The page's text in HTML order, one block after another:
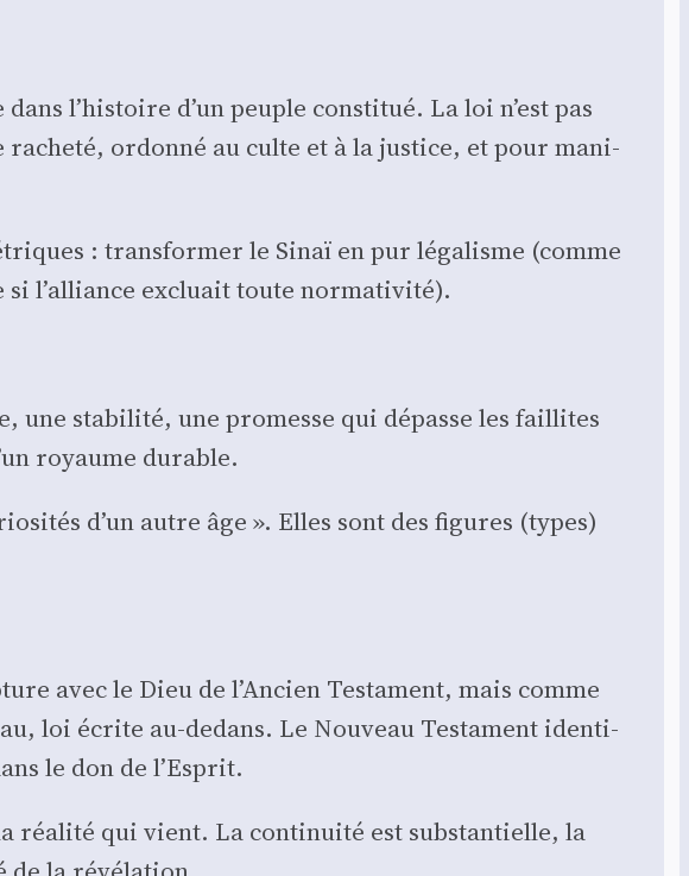
l’histoire d’un peuple consti­tué. La loi n’est pas
ordon­né au culte et à la jus­tice, et pour mani­
: trans­for­mer le Sinaï en pur léga­lisme (comme
l’alliance excluait toute nor­ma­ti­vi­té).
une sta­bi­li­té, une pro­messe qui dépasse les faillites
royaume durable.
d’un autre âge ». Elles sont des figures (types)
avec le Dieu de l’Ancien Tes­ta­ment, mais comme
loi écrite au-dedans. Le Nou­veau Tes­ta­ment iden­ti­
le don de l’Esprit.
la réa­li­té qui vient. La conti­nui­té est sub­stan­tielle, la